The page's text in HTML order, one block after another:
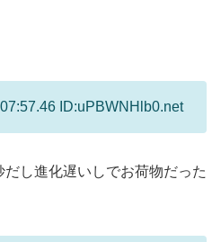
ID:uPBWNHlb0.net
し進化遅いしでお荷物だった